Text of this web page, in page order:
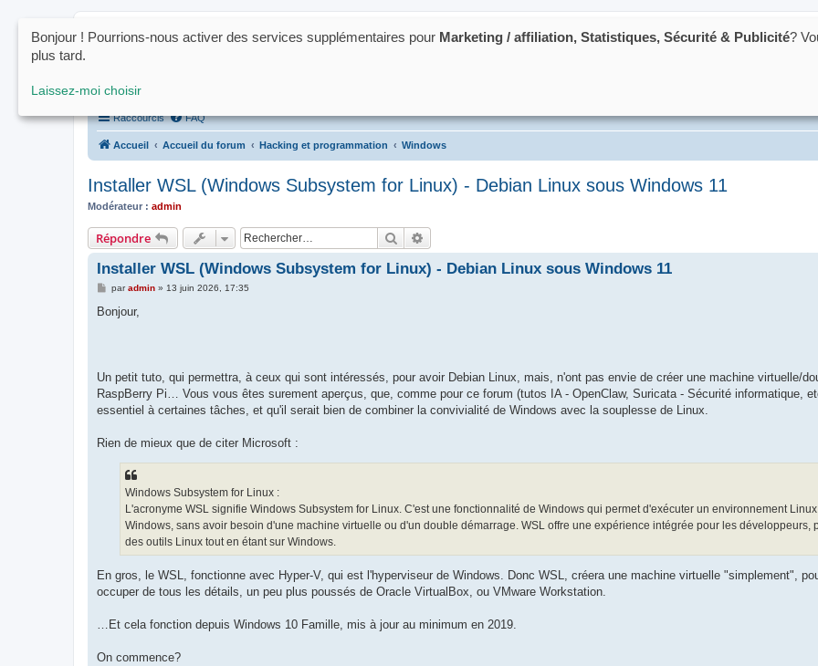
Raccourcis FAQ
Accueil Accueil du forum Hacking et programmation Windows
Installer WSL (Windows Subsystem for Linux) - Debian Linux sous Windows 11
Modérateur : admin
Répondre Rechercher
Installer WSL (Windows Subsystem for Linux) - Debian Linux sous Windows 11
M
s
paradmin» 13 juin 2026, 17:35
Bonjour,
Un petit tuto, qui permettra, à ceux qui sont intéressés, pour avoir Debian Linux, mais, n'ont pas envie de créer une machine virtuelle/
RaspBerry Pi… Vous vous êtes surement aperçus, que, comme pour ce forum (tutos IA - OpenClaw, Suricata - Sécurité informatique,
essentiel à certaines tâches, et qu'il serait bien de combiner la convivialité de Windows avec la souplesse de Linux.
Rien de mieux que de citer Microsoft :
Windows Subsystem for Linux :
L'acronyme WSL signifie Windows Subsystem for Linux. C'est une fonctionnalité de Windows qui permet d'exécuter un environnement
Windows, sans avoir besoin d'une machine virtuelle ou d'un double démarrage. WSL offre une expérience intégrée pour les développeurs,
des outils Linux tout en étant sur Windows.
En gros, le WSL, fonctionne avec Hyper-V, qui est l'hyperviseur de Windows. Donc WSL, créera une machine virtuelle "simplement",
occuper de tous les détails, un peu plus poussés de Oracle VirtualBox, ou VMware Workstation.
…Et cela fonction depuis Windows 10 Famille, mis à jour au minimum en 2019.
On commence?
Bonjour ! Pourrions-nous activer des services supplémentaires pour Marketing / affiliation, Statistiques, Sécurité & Publicité?
plus tard.
Laissez-moi choisir